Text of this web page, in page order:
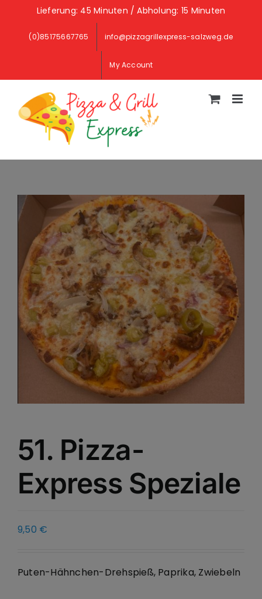
content
Lieferung: 45 Minuten / Abholung: 15 Minuten
(0)85175667765 info@pizzagrillexpress-salzweg.de
My Account
51. Pizza-
Express Speziale
9,50 €
Puten-Hähnchen-Drehspieß, Paprika, Zwiebeln